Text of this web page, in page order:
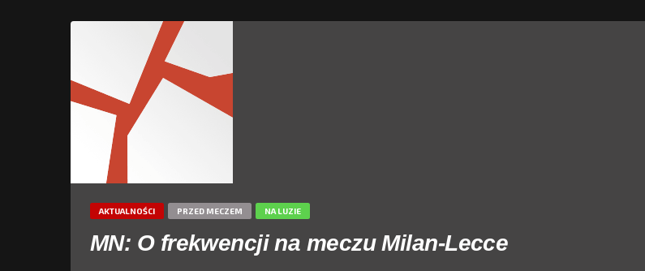
AKTUALNOŚCI PRZED MECZEM NA LUZIE
MN: O frekwencji na meczu Milan-Lecce